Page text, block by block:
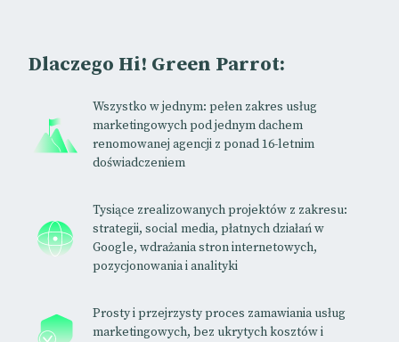
Dlaczego Hi! Green Parrot:
Wszystko w jednym: pełen zakres usług
marketingowych pod jednym dachem
renomowanej agencji z ponad 16-letnim
doświadczeniem
Tysiące zrealizowanych projektów z zakresu:
strategii, social media, płatnych działań w
Google, wdrażania stron internetowych,
pozycjonowania i analityki
Prosty i przejrzysty proces zamawiania usług
marketingowych, bez ukrytych kosztów i